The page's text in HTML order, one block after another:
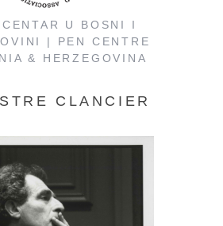
U BOSNI I
| PEN CENTRE
& HERZEGOVINA
CLANCIER